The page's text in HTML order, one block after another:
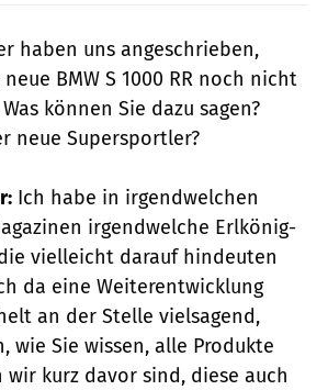
haben uns angeschrieben,
BMW S 1000 RR noch nicht
können Sie dazu sagen?
neue Supersportler?
Ich habe in irgendwelchen
irgendwelche Erlkönig-
vielleicht darauf hindeuten
da eine Weiterentwicklung
an der Stelle vielsagend,
wie Sie wissen, alle Produkte
wir kurz davor sind, diese auch